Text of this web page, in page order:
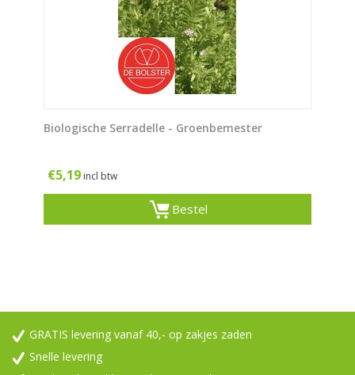
Biologische Serradelle - Groenbemester
€5,19 incl btw
Bestel
GRATIS levering vanaf 40,- op zakjes zaden
Snelle levering